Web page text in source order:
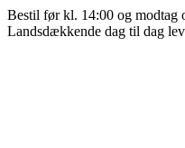
Videre
til
Bestil før kl. 14:00 og modtag
Landsdækkende dag til dag